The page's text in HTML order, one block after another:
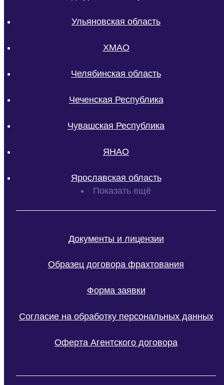
Ульяновская область
ХМАО
Челябинская область
Чеченская Республика
Чувашская Республика
ЯНАО
Ярославская область
Показать ещё
Документы и лицензии
Образец договора фрахтования
Форма заявки
Согласие на обработку персональных данных
Оферта Агентского договора